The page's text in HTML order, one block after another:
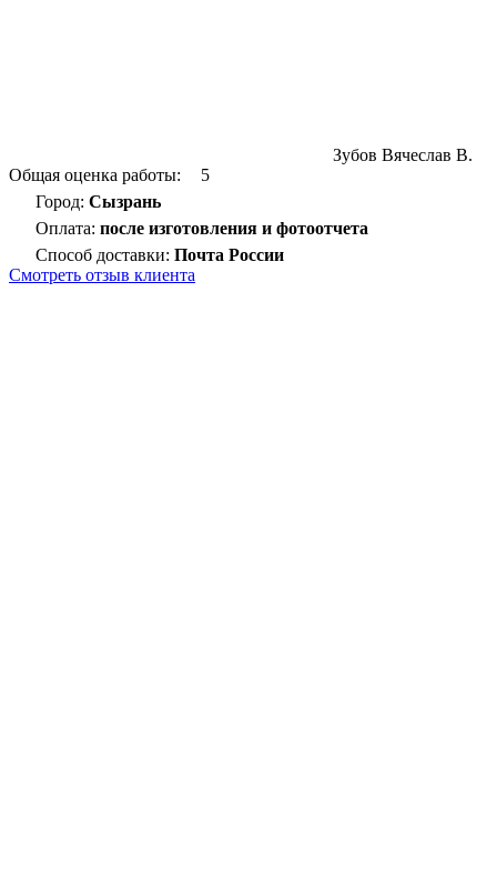
Зубов Вячеслав В.
Общая оценка работы:
5
Город: Сызрань
Оплата: после изготовления и фотоотчета
Способ доставки: Почта России
Смотреть отзыв клиента